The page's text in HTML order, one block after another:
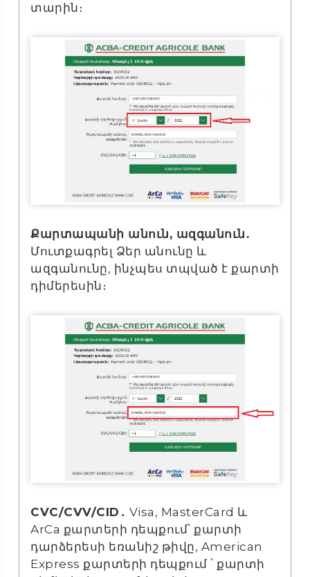
տարին։
Քարտապանի անուն, ազգանուն․
Մուտքագրել Ձեր անունը և
ազգանունը, ինչպես տպված է քարտի
դիմերեսին։
CVC/CVV/CID․ Visa, MasterCard և
ArCa քարտերի դեպքում՝ քարտի
դարձերեսի եռանիշ թիվը, American
Express քարտերի դեպքում ՝ քարտի